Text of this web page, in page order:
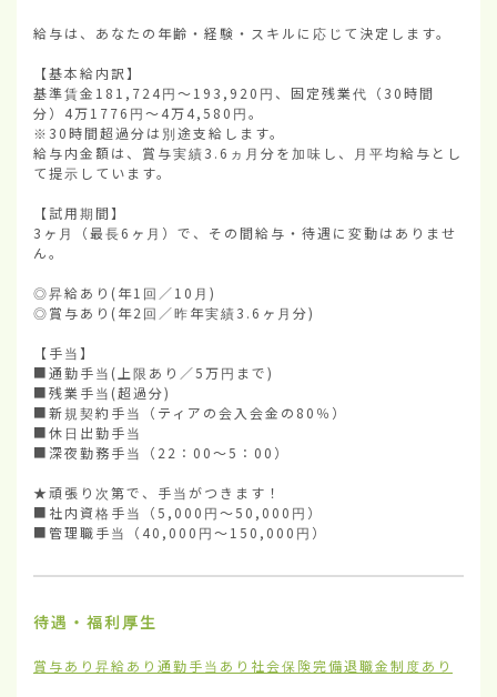
給与は、あなたの年齢・経験・スキルに応じて決定します。
【基本給内訳】
基準賃金181,724円〜193,920円、固定残業代（30時間
分）4万1776円〜4万4,580円。
※30時間超過分は別途支給します。
給与内金額は、賞与実績3.6ヵ月分を加味し、月平均給与とし
て提示しています。
【試用期間】
3ヶ月（最長6ヶ月）で、その間給与・待遇に変動はありませ
ん。
◎昇給あり(年1回／10月)
◎賞与あり(年2回／昨年実績3.6ヶ月分)
【手当】
■通勤手当(上限あり／5万円まで)
■残業手当(超過分)
■新規契約手当（ティアの会入会金の80％）
■休日出勤手当
■深夜勤務手当（22：00〜5：00）
★頑張り次第で、手当がつきます！
■社内資格手当（5,000円〜50,000円）
■管理職手当（40,000円〜150,000円）
待遇・福利厚生
賞与あり 昇給あり 通勤手当あり 社会保険完備退職金制度あり